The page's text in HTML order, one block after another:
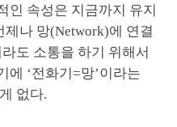
인 속성은 지금까지 유지
나 망(Network)에 연결
도 소통을 하기 위해서
에 ‘전화기=망’이라는
없다.